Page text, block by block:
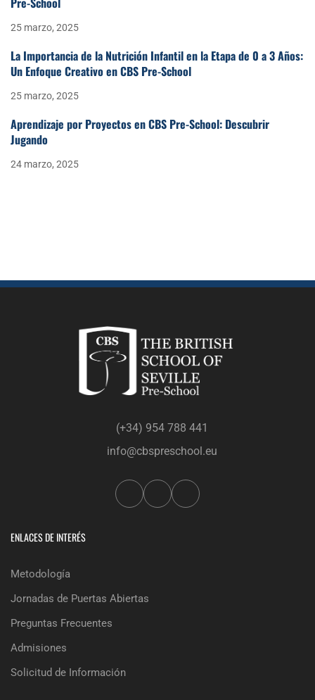
25 marzo, 2025
La Importancia de la Nutrición Infantil en la Etapa de 0 a 3 Años:
Un Enfoque Creativo en CBS Pre-School
25 marzo, 2025
Aprendizaje por Proyectos en CBS Pre-School: Descubrir
Jugando
24 marzo, 2025
(+34) 954 788 441
info@cbspreschool.eu
ENLACES DE INTERÉS
Metodología
Jornadas de Puertas Abiertas
Preguntas Frecuentes
Admisiones
Solicitud de Información